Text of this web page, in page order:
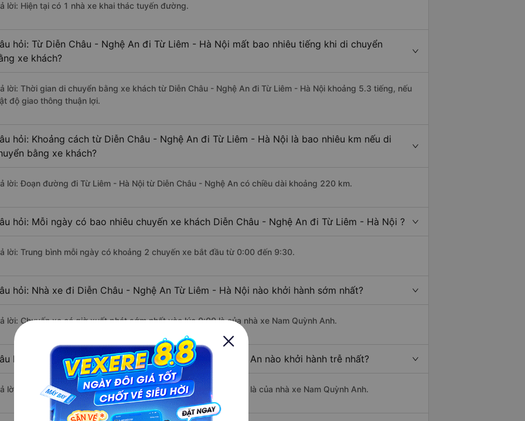
lời: Hiện tại có 1 nhà xe khai thác tuyến đường.
hỏi: Từ Diễn Châu - Nghệ An đi Từ Liêm - Hà Nội mất bao nhiêu tiếng khi di chuyển
xe khách?
lời: Thời gian di chuyển bằng xe khách từ Diễn Châu - Nghệ An đi Từ Liêm - Hà Nội khoảng 5.3 tiếng, nếu
độ giao thông thuận lợi.
hỏi: Khoảng cách từ Diễn Châu - Nghệ An đi Từ Liêm - Hà Nội là bao nhiêu km nếu di
bằng xe khách?
lời: Đoạn đường đi Từ Liêm - Hà Nội từ Diễn Châu - Nghệ An có chiều dài khoảng 220 km.
hỏi: Mỗi ngày có bao nhiêu chuyến xe khách Diễn Châu - Nghệ An đi Từ Liêm - Hà Nội ?
lời: Trung bình mỗi ngày có khoảng 2 chuyến xe bắt đầu từ 0:00 đến 9:30.
hỏi: Nhà xe đi Diễn Châu - Nghệ An Từ Liêm - Hà Nội nào khởi hành sớm nhất?
lời: Chuyến xe có giờ xuất phát sớm nhất vào lúc 0:00 là của nhà xe Nam Quỳnh Anh.
hỏi: Nhà xe đi Từ Liêm - Hà Nội từ Diễn Châu - Nghệ An nào khởi hành trễ nhất?
lời: Chuyến xe có giờ xuất phát trễ (muộn) nhất là vào lúc 9:30 là của nhà xe Nam Quỳnh Anh.